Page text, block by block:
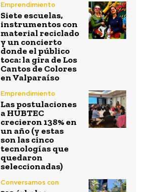
Emprendimiento
Siete escuelas,
instrumentos con
material reciclado
y un concierto
donde el público
toca: la gira de Los
Cantos de Colores
en Valparaíso
Emprendimiento
Las postulaciones
a HUBTEC
crecieron 138% en
un año (y estas
son las cinco
tecnologías que
quedaron
seleccionadas)
Conversamos con